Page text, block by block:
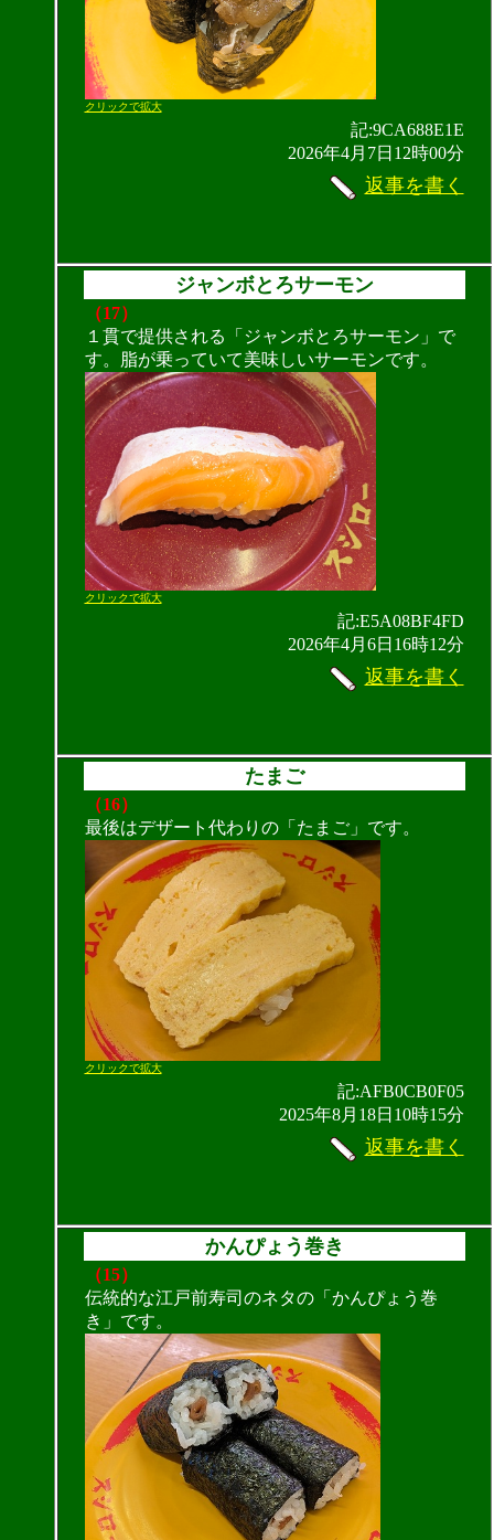
クリックで拡大
記:9CA688E1E
2026年4月7日12時00分
返事を書く
ジャンボとろサーモン
（17）
１貫で提供される「ジャンボとろサーモン」で
す。脂が乗っていて美味しいサーモンです。
クリックで拡大
記:E5A08BF4FD
2026年4月6日16時12分
返事を書く
たまご
（16）
最後はデザート代わりの「たまご」です。
クリックで拡大
記:AFB0CB0F05
2025年8月18日10時15分
返事を書く
かんぴょう巻き
（15）
伝統的な江戸前寿司のネタの「かんぴょう巻
き」です。